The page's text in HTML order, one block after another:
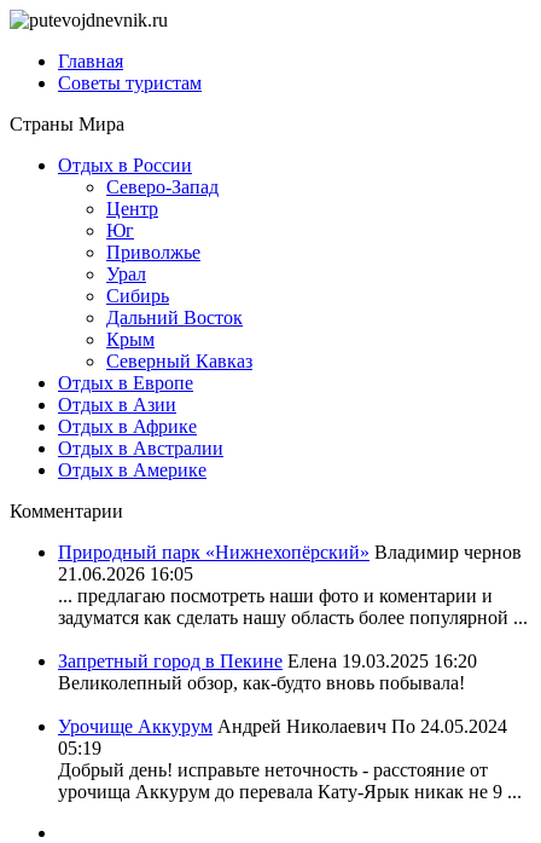
Главная
Советы туристам
Страны Мира
Отдых в России
Северо-Запад
Центр
Юг
Приволжье
Урал
Сибирь
Дальний Восток
Крым
Северный Кавказ
Отдых в Европе
Отдых в Азии
Отдых в Африке
Отдых в Австралии
Отдых в Америке
Комментарии
Природный парк «Нижнехопёрский» Владимир чернов
21.06.2026 16:05
... предлагаю посмотреть наши фото и коментарии и
задуматся как сделать нашу область более популярной ...
Запретный город в Пекине Елена 19.03.2025 16:20
Великолепный обзор, как-будто вновь побывала!
Урочище Аккурум Андрей Николаевич По 24.05.2024
05:19
Добрый день! исправьте неточность - расстояние от
урочища Аккурум до перевала Кату-Ярык никак не 9 ...